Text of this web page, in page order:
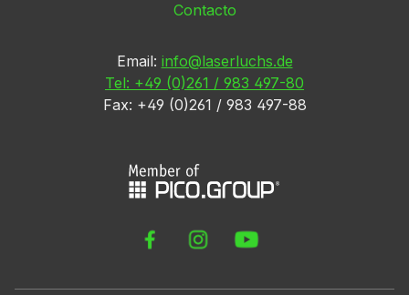
Contacto
Email: info@laserluchs.de
Tel: +49 (0)261 / 983 497-80
Fax: +49 (0)261 / 983 497-88